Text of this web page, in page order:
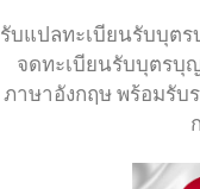
รับแปลทะเบียนรับบุตร
จดทะเบียนรับบุตรบุ
ภาษาอังกฤษ พร้อมรับ